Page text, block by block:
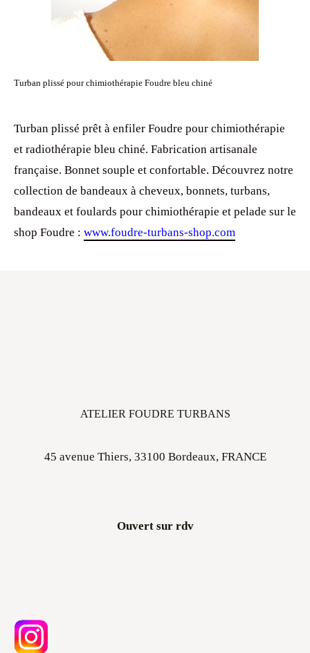
Turban plissé pour chimiothérapie Foudre bleu chiné
Turban plissé prêt à enfiler Foudre pour chimiothérapie
et radiothérapie bleu chiné. Fabrication artisanale
française. Bonnet souple et confortable. Découvrez notre
collection de bandeaux à cheveux, bonnets, turbans,
bandeaux et foulards pour chimiothérapie et pelade sur le
shop Foudre : www.foudre-turbans-shop.com
ATELIER FOUDRE TURBANS
45 avenue Thiers, 33100 Bordeaux, FRANCE
Ouvert sur rdv